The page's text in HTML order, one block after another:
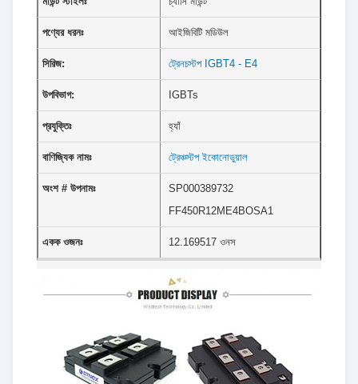
পণ্যের ধরনঃ আইজিবিটি মডিউল
সিরিজ: ট্রেনচস্টপ IGBT4 - E4
উপবিভাগ: IGBTs
প্রযুক্তিঃ হ্যাঁ
বাণিজ্যিক নামঃ ট্রেঞ্চস্টপ ইকোনোডুয়াল
অংশ # উপনামঃ
SP000389732
FF450R12ME4BOSA1
একক ওজনঃ 12.169517 ওনস